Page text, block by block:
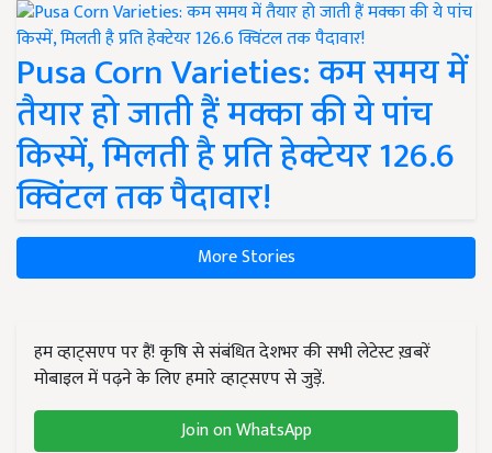
Pusa Corn Varieties: कम समय में
तैयार हो जाती हैं मक्का की ये पांच
किस्में, मिलती है प्रति हेक्टेयर 126.6
क्विंटल तक पैदावार!
More Stories
हम व्हाट्सएप पर हैं! कृषि से संबंधित देशभर की सभी लेटेस्ट ख़बरें
मोबाइल में पढ़ने के लिए हमारे व्हाट्सएप से जुड़ें.
Join on WhatsApp